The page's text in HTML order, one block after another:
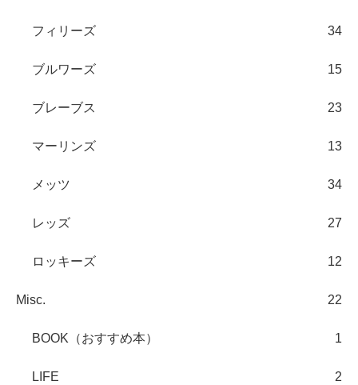
フィリーズ 34
ブルワーズ 15
ブレーブス 23
マーリンズ 13
メッツ 34
レッズ 27
ロッキーズ 12
Misc. 22
BOOK（おすすめ本） 1
LIFE 2